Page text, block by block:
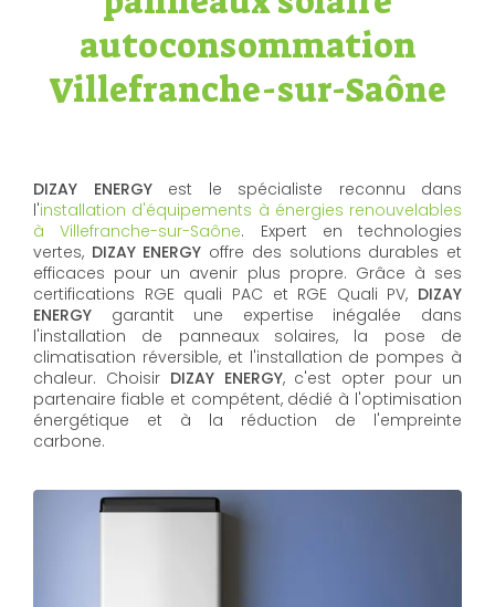
autoconsommation
Villefranche-sur-Saône
DIZAY ENERGY est le spécialiste reconnu dans
l'installation d'équipements à énergies renouvelables
à Villefranche-sur-Saône. Expert en technologies
vertes, DIZAY ENERGY offre des solutions durables et
efficaces pour un avenir plus propre. Grâce à ses
certifications RGE quali PAC et RGE Quali PV, DIZAY
ENERGY garantit une expertise inégalée dans
l'installation de panneaux solaires, la pose de
climatisation réversible, et l'installation de pompes à
chaleur. ChoisirDIZAY ENERGY, c'est opter pour un
partenaire fiable et compétent, dédié à l'optimisation
énergétique et à la réduction de l'empreinte
carbone.